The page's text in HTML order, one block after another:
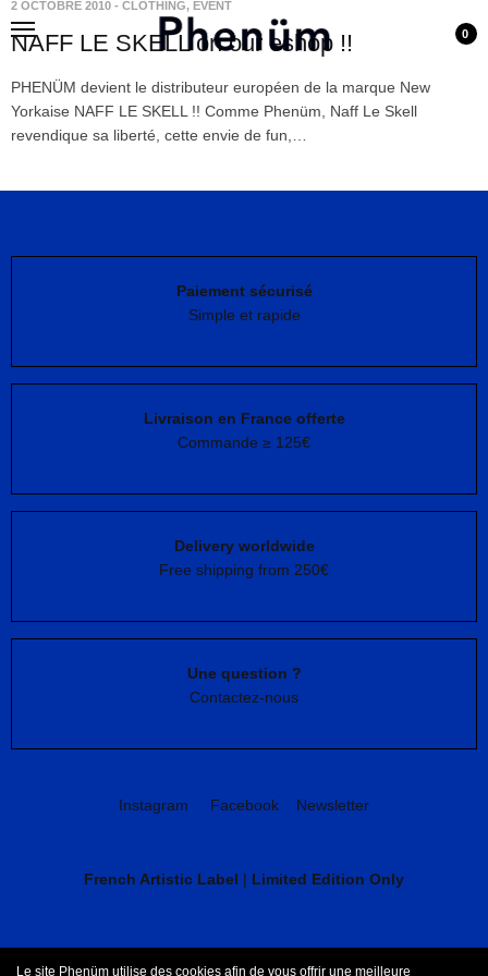
0
2 OCTOBRE 2010 - CLOTHING, EVENT
NAFF LE SKELL on our eshop !!
PHENÜM devient le distributeur européen de la marque New
Yorkaise NAFF LE SKELL !! Comme Phenüm, Naff Le Skell
revendique sa liberté, cette envie de fun,…
Paiement sécurisé
Simple et rapide
Livraison en France offerte
Commande ≥ 125€
Delivery worldwide
Free shipping from 250€
Une question ?
Contactez-nous
Instagram Facebook Newsletter
French Artistic Label | Limited Edition Only
CGV Mentions légales
Le site Phenüm utilise des cookies afin de vous offrir une meilleure